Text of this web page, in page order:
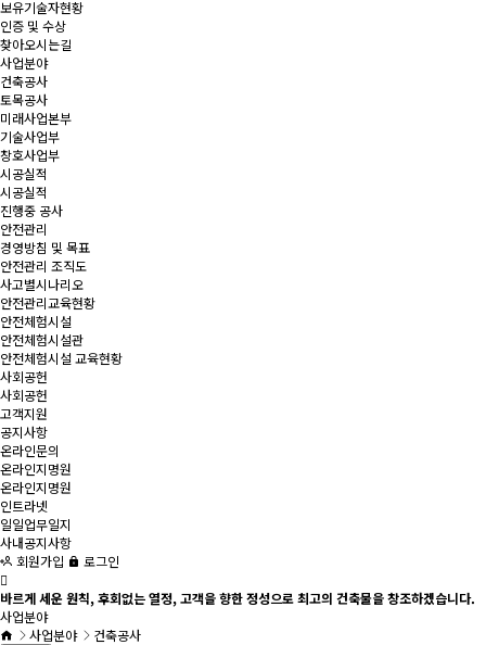
보유기술자현황
인증 및 수상
찾아오시는길
사업분야
건축공사
토목공사
미래사업본부
기술사업부
창호사업부
시공실적
시공실적
진행중 공사
안전관리
경영방침 및 목표
안전관리 조직도
사고별시나리오
안전관리교육현황
안전체험시설
안전체험시설관
안전체험시설 교육현황
사회공헌
사회공헌
고객지원
공지사항
온라인문의
온라인지명원
온라인지명원
인트라넷
일일업무일지
사내공지사항
회원가입
로그인
바르게 세운 원칙, 후회없는 열정, 고객을 향한 정성으로 최고의 건축물을 창조하겠습니다.
사업분야
사업분야
건축공사